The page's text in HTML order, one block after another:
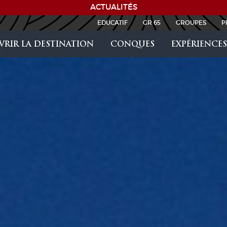
ACTUALITÉS
LA DESTINATION CONQUES EXPÉRIENCES
EDUCATIF GR 65 GROUPES